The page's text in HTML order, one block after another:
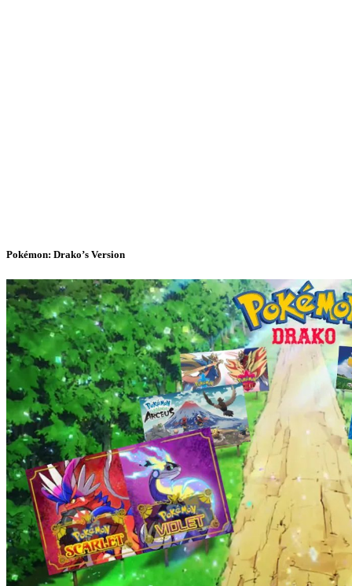
Pokémon: Drako’s Version